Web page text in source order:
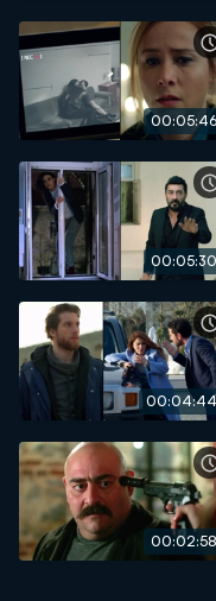
00:05:46
00:05:30
00:04:44
00:02:58